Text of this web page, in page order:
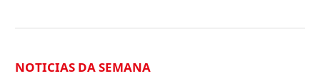
NOTICIAS DA SEMANA